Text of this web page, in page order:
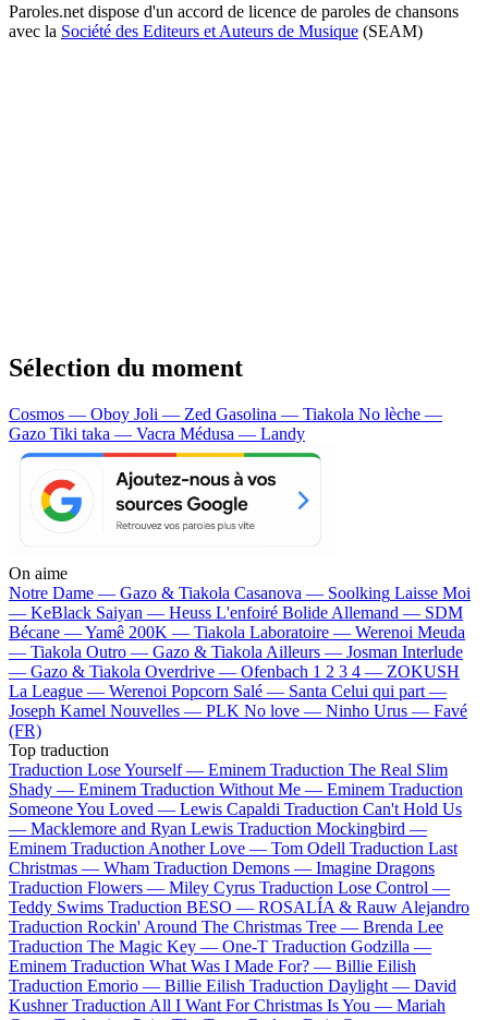
Paroles.net dispose d'un accord de licence de paroles de chansons
avec la Société des Editeurs et Auteurs de Musique (SEAM)
Sélection du moment
Cosmos — Oboy Joli — Zed Gasolina — Tiakola No lèche —
Gazo Tiki taka — Vacra Médusa — Landy
On aime
Notre Dame — Gazo & Tiakola Casanova — Soolking Laisse Moi
— KeBlack Saiyan — Heuss L'enfoiré Bolide Allemand — SDM
Bécane —Yamê 200K — Tiakola Laboratoire — Werenoi Meuda
— Tiakola Outro — Gazo & Tiakola Ailleurs — Josman Interlude
— Gazo & Tiakola Overdrive — Ofenbach 1 2 3 4 — ZOKUSH
La League — Werenoi Popcorn Salé — Santa Celui qui part —
Joseph Kamel Nouvelles — PLK No love — Ninho Urus — Favé
(FR)
Top traduction
Traduction Lose Yourself — Eminem Traduction The Real Slim
Shady — Eminem Traduction Without Me — Eminem Traduction
Someone You Loved — Lewis Capaldi Traduction Can't Hold Us
— Macklemore and Ryan Lewis Traduction Mockingbird —
Eminem Traduction Another Love — Tom Odell Traduction Last
Christmas — Wham Traduction Demons — Imagine Dragons
Traduction Flowers — Miley Cyrus Traduction Lose Control —
Teddy Swims Traduction BESO — ROSALÍA & Rauw Alejandro
Traduction Rockin' Around The Christmas Tree — Brenda Lee
Traduction The Magic Key — One-T Traduction Godzilla —
Eminem Traduction What Was I Made For? — Billie Eilish
Traduction Emorio — Billie Eilish Traduction Daylight — David
Kushner Traduction All I Want For Christmas Is You — Mariah